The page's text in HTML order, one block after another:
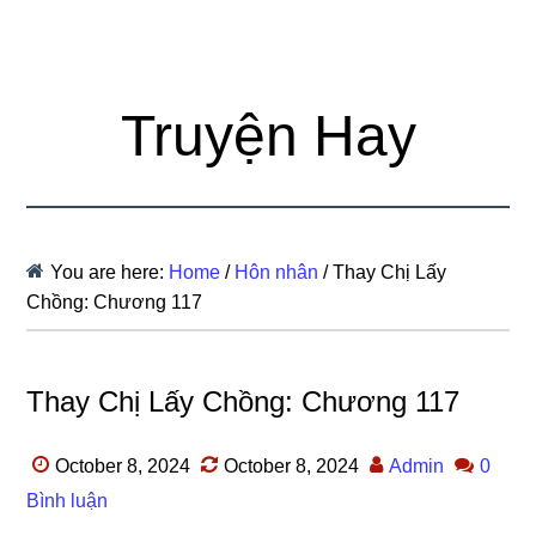
Truyện Hay
You are here: Home / Hôn nhân /Thay Chị Lấy
Chồng: Chương 117
Thay Chị Lấy Chồng: Chương 117
October 8, 2024 October 8, 2024 Admin
0
Bình luận